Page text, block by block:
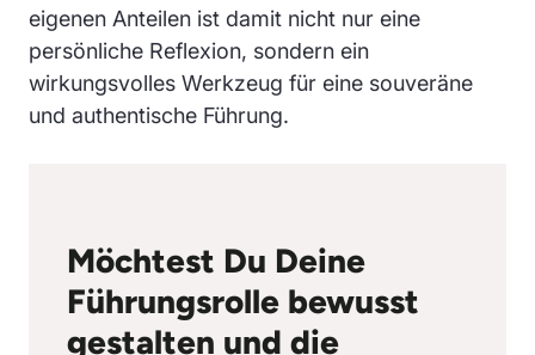
eigenen Anteilen ist damit nicht nur eine
persönliche Reflexion, sondern ein
wirkungsvolles Werkzeug für eine souveräne
und authentische Führung.
Möchtest Du Deine
Führungsrolle bewusst
gestalten und die